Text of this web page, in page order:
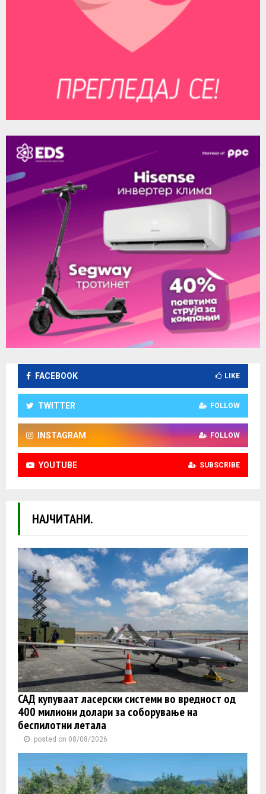
FACEBOOK LIKE
TWITTER FOLLOW
INSTAGRAM FOLLOW
YOUTUBE SUBSCRIBE
НАЈЧИТАНИ.
САД купуваат ласерски системи во вредност од
400 милиони долари за соборување на
беспилотни летала
posted on 08/08/2026